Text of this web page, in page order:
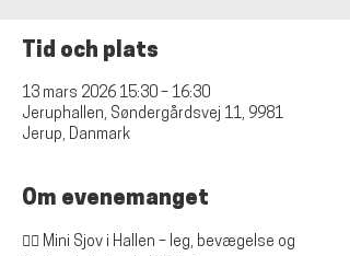
Tid och plats
13 mars 2026 15:30 – 16:30
Jeruphallen, Søndergårdsvej 11, 9981
Jerup, Danmark
Om evenemanget
🤸‍♀️ Mini Sjov i Hallen – leg, bevægelse og